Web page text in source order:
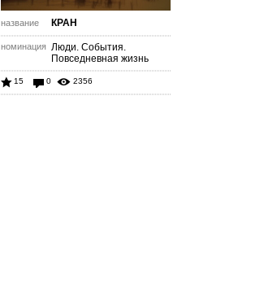
название КРАН
номинация Люди. События.
Повседневная жизнь
15 0 2356